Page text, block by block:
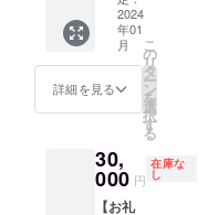
たしま
す。回
答内容
の一部
は、個
人情報
を除い
させて
いただ
く可能
性があ
※移動型
書店の
どこに
るか選
ぶこと
ん。
集まっ
た星の
りま
す。 ま
た、ク
ラウド
ファン
告、移
動型書
店の出
店情
は、移
動販売
車での
宣伝・
販売の
機会を
設けさ
ただき
ます。
また、
クラウ
ます。
呼び出
し権の
期間
は、ク
ラウド
ファン
グ終了
後、お
およそ
１年以
本】＋
【移動
型書店
呼び出
し権】
イベン
トなど
に移動
型書店
を呼ぶ
ことが
2024
年01
月
詳細を見る
こ
の
リ
タ
ー
ン
を
選
択
す
る
30,
000 円
在庫な
し
【お礼